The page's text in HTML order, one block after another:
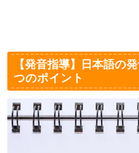
【発音指導】日本語の
つのポイント